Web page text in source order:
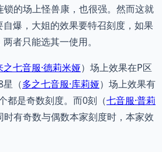
锁的场上怪兽康，也很强。然而这就
爆，大姐的效果要特召刻度，如果
者只能选其一使用。
之七音服·德莉米娅）场上效果在P区
星（多之七音服·库莉娅）场上效果有
都是奇数刻度。而0刻（七音服·普莉
时有奇数与偶数本家刻度时，本家效